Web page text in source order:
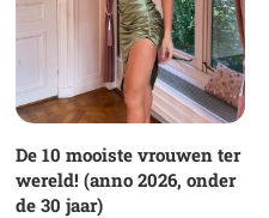
De 10 mooiste vrouwen ter
wereld! (anno 2026, onder
de 30 jaar)